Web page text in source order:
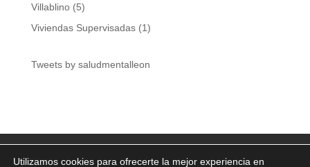
Villablino(5)
Viviendas Supervisadas(1)
Tweets by saludmentalleon
Utilizamos cookies para ofrecerte la mejor experiencia en